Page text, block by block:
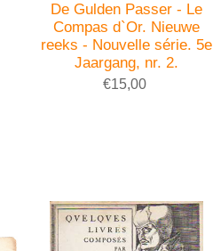
De Gulden Passer - Le
Compas d`Or. Nieuwe
reeks - Nouvelle série. 5e
Jaargang, nr. 2.
€15,00